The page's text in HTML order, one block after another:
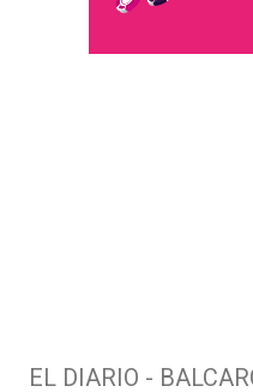
EL DIARIO -